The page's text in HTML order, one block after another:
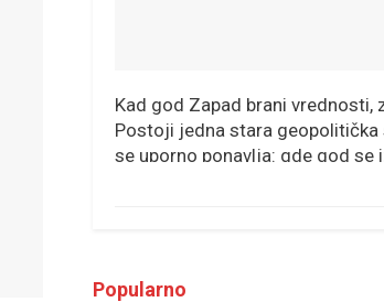
Kad god Zapad brani vrednosti,
Postoji jedna stara
se uporno ponavlja: gde god se
Popularno